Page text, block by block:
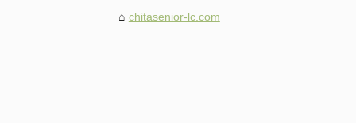
chitasenior-lc.com